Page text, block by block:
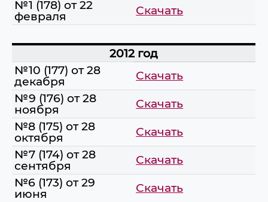
№1 (178) от 22
февраля Скачать
2012 год
№10 (177) от 28
декабря
Скачать
№9 (176) от 28
ноября
Скачать
№8 (175) от 28
октября
Скачать
№7 (174) от 28
сентября
Скачать
№6 (173) от 29
июня
Скачать